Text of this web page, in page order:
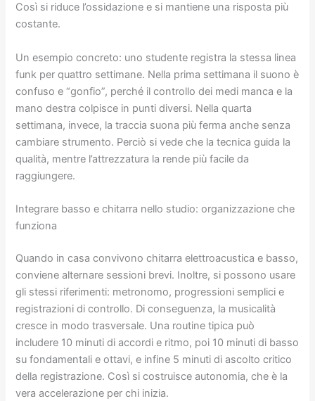
Così si riduce l’ossidazione e si mantiene una risposta più
costante.
Un esempio concreto: uno studente registra la stessa linea
funk per quattro settimane. Nella prima settimana il suono è
confuso e “gonfio”, perché il controllo dei medi manca e la
mano destra colpisce in punti diversi. Nella quarta
settimana, invece, la traccia suona più ferma anche senza
cambiare strumento. Perciò si vede che la tecnica guida la
qualità, mentre l’attrezzatura la rende più facile da
raggiungere.
Integrare basso e chitarra nello studio: organizzazione che
funziona
Quando in casa convivono chitarra elettroacustica e basso,
conviene alternare sessioni brevi. Inoltre, si possono usare
gli stessi riferimenti: metronomo, progressioni semplici e
registrazioni di controllo. Di conseguenza, la musicalità
cresce in modo trasversale. Una routine tipica può
includere 10 minuti di accordi e ritmo, poi 10 minuti di basso
su fondamentali e ottavi, e infine 5 minuti di ascolto critico
della registrazione. Così si costruisce autonomia, che è la
vera accelerazione per chi inizia.